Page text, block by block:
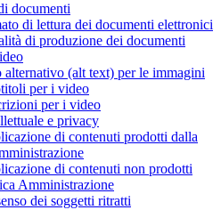
documenti
di lettura dei documenti elettronici
di produzione dei documenti
alternativo (alt text) per le immagini
per i video
per i video
e privacy
di contenuti prodotti dalla
di contenuti non prodotti
Amministrazione
dei soggetti ritratti